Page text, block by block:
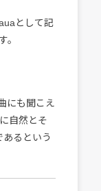
として記
。
にも聞こえ
自然とそ
るという